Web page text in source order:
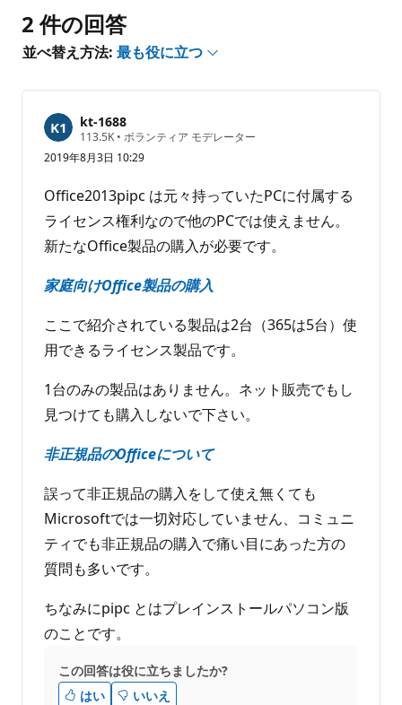
は
あ
ま
ん
2 件の回答
並べ替え方法: 最も役に立つ
kt-1688
113.5K 評
の
イ
ン
ト
• ボランティア モデレーター
2019年8月3日 10:29
Office2013pipc は元々持っていたPCに付属する
ライセンス権利なので他のPCでは使えません。
新たなOffice製品の購入が必要です。
家庭向けOffice製品の購入
ここで紹介されている製品は2台（365は5台）使
用できるライセンス製品です。
1台のみの製品はありません。ネット販売でもし
見つけても購入しないで下さい。
非正規品のOfficeについて
誤って非正規品の購入をして使え無くても
Microsoftでは一切対応していません、コミュニ
ティでも非正規品の購入で痛い目にあった方の
質問も多いです。
ちなみにpipc とはプレインストールパソコン版
のことです。
この回答は役に立ちましたか?
はい
いいえ